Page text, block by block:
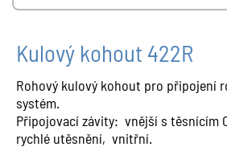
Kulový kohout 422R
Rohový kulový kohout pro připojení
systém.
Připojovací závity: vnější s těsnícím
rychlé utěsnění, vnitřní.